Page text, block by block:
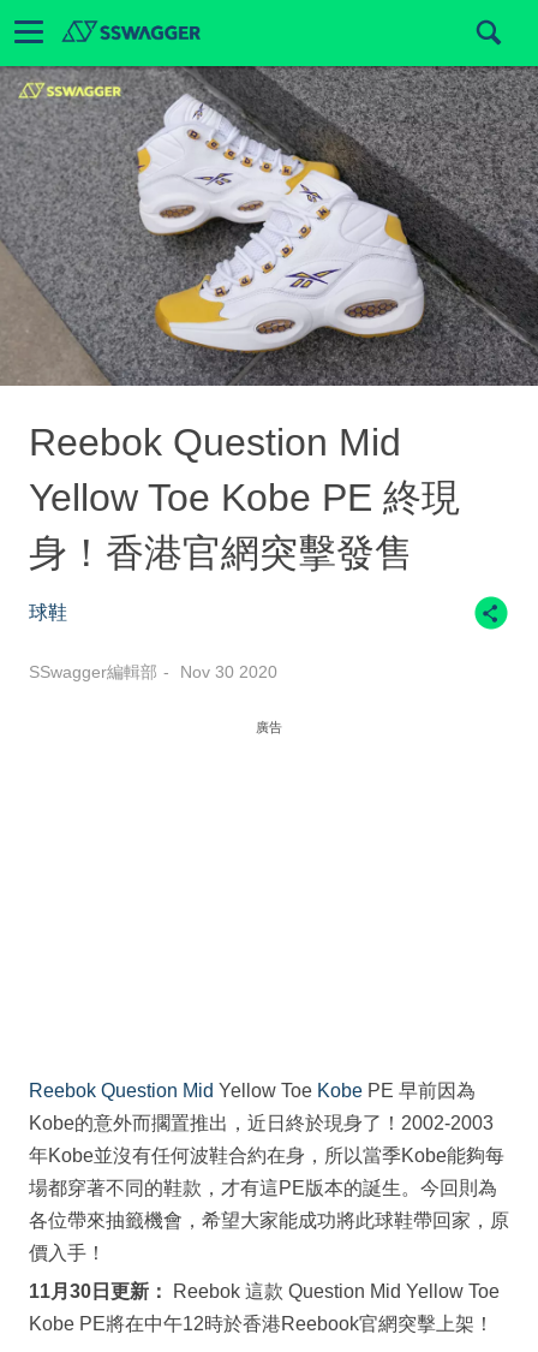
Reebok Question Mid
Yellow Toe Kobe PE 終現
身！香港官網突擊發售
球鞋
SSwagger編輯部 Nov 30 2020
廣告
Reebok Question Mid Yellow Toe Kobe PE 早前因為
Kobe的意外而擱置推出，近日終於現身了！2002-2003
年Kobe並沒有任何波鞋合約在身，所以當季Kobe能夠每
場都穿著不同的鞋款，才有這PE版本的誕生。今回則為
各位帶來抽籤機會，希望大家能成功將此球鞋帶回家，原
價入手！
11月30日更新：
Reebok 這款 Question Mid Yellow Toe
Kobe PE將在中午12時於香港Reebook官網突擊上架！